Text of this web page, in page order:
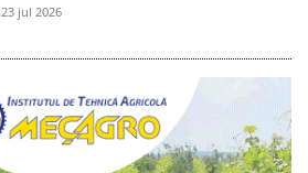
23 jul 2026